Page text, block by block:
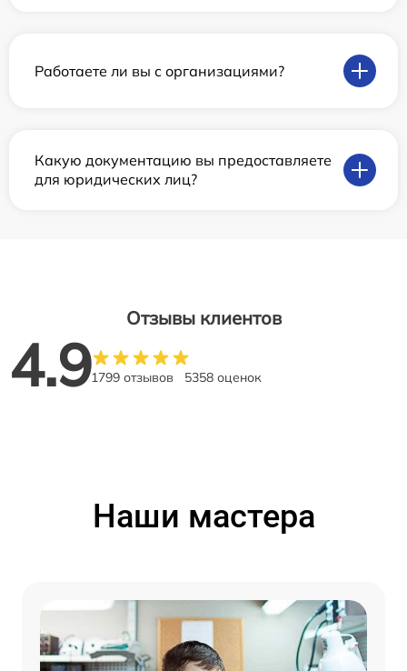
Работаете ли вы с организациями?
Какую документацию вы предоставляете
для юридических лиц?
Отзывы клиентов
4.91799 отзывов 5358 оценок
Наши мастера